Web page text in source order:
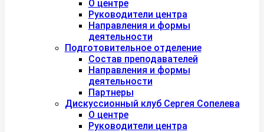
О центре
Руководители центра
Направления и формы
деятельности
Подготовительное отделение
Состав преподавателей
Направления и формы
деятельности
Партнеры
Дискуссионный клуб Сергея Сопелева
О центре
Руководители центра